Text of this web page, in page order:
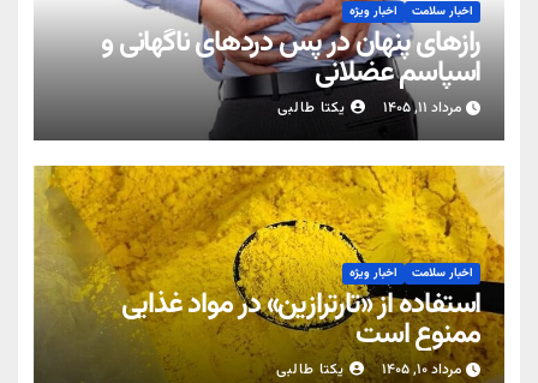
اخبار سلامت اخبار ویژه
رازهای پنهان در پس دردهای ناگهانی و
اسپاسم عضلانی
مرداد ۱۱, ۱۴۰۵ یکتا طالبی
اخبار سلامت اخبار ویژه
استفاده از «تارترازین» در مواد غذایی
ممنوع است
مرداد ۱۰, ۱۴۰۵ یکتا طالبی